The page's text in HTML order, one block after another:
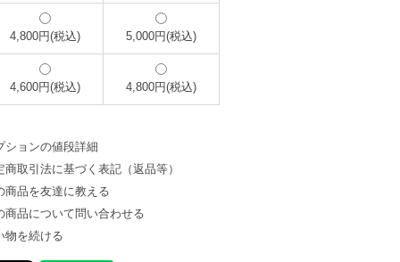
4,800円(税込) 5,000円(税込)
4,600円(税込) 4,800円(税込)
ションの値段詳細
商取引法に基づく表記（返品等）
商品を友達に教える
商品について問い合わせる
物を続ける